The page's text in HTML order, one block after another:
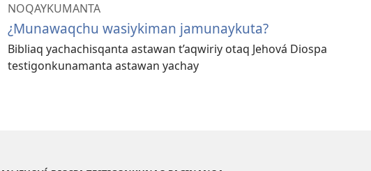
NOQAYKUMANTA
¿Munawaqchu wasiykiman jamunaykuta?
Bibliaq yachachisqanta astawan t’aqwiriy otaq Jehová Diospa
testigonkunamanta astawan yachay